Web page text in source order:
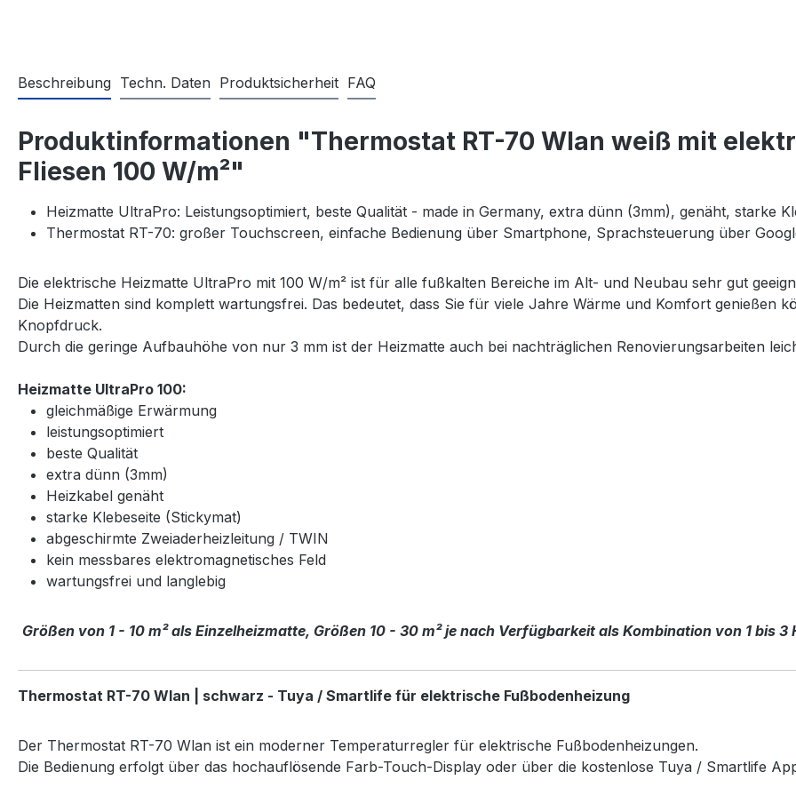
Beschreibung Techn. Daten Produktsicherheit FAQ
Produktinformationen "Thermostat RT-70 Wlan weiß mit
Fliesen 100 W/m²"
Heizmatte UltraPro: Leistungsoptimiert, beste Qualität - made in Germany, extra dünn (3mm), genäht, starke
Thermostat RT-70: großer Touchscreen, einfache Bedienung über Smartphone, Sprachsteuerung über
Die elektrische Heizmatte UltraPro mit 100 W/m² ist für alle fußkalten Bereiche im Alt- und Neubau sehr gut
Die Heizmatten sind komplett wartungsfrei. Das bedeutet, dass Sie für viele Jahre Wärme und Komfort genießen
Knopfdruck.
Durch die geringe Aufbauhöhe von nur 3 mm ist der Heizmatte auch bei nachträglichen Renovierungsarbeiten
Heizmatte UltraPro 100:
gleichmäßige Erwärmung
leistungsoptimiert
beste Qualität
extra dünn (3mm)
Heizkabel genäht
starke Klebeseite (Stickymat)
abgeschirmte Zweiaderheizleitung / TWIN
kein messbares elektromagnetisches Feld
wartungsfrei und langlebig
Größen von 1 - 10 m² als Einzelheizmatte, Größen 10 - 30 m² je nach Verfügbarkeit als Kombination von 1 bis 3
Thermostat RT-70 Wlan | schwarz - Tuya / Smartlife für elektrische Fußbodenheizung
Der Thermostat RT-70 Wlan ist ein moderner Temperaturregler für elektrische Fußbodenheizungen.
Die Bedienung erfolgt über das hochauflösende Farb-Touch-Display oder über die kostenlose Tuya / Smartlife